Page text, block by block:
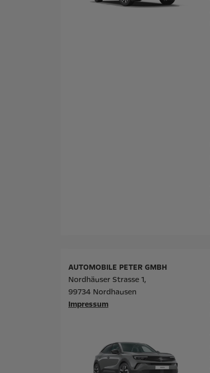
AUTOMOBILE PETER GMBH
Nordhäuser Strasse 1,
99734 Nordhausen
Impressum